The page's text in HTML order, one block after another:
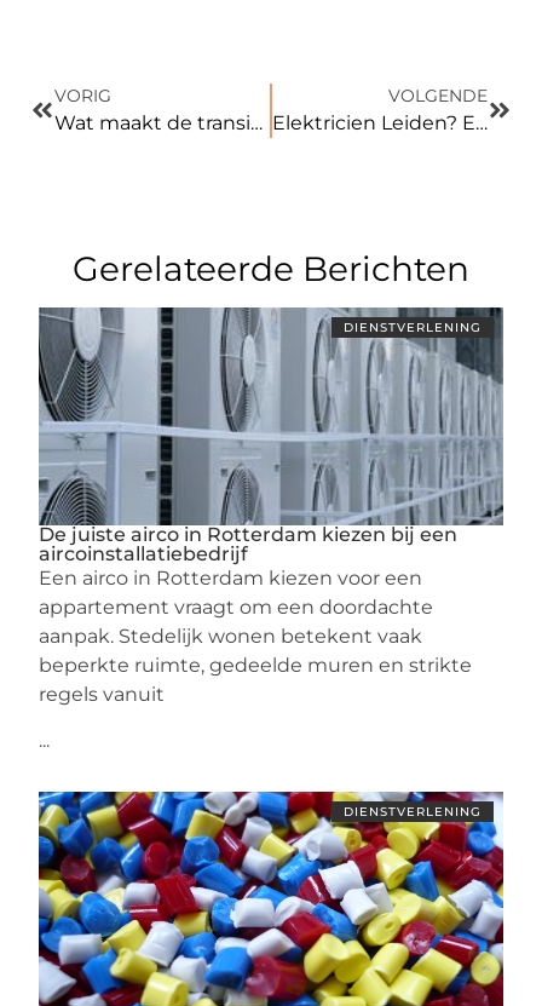
VORIG
Wat maakt de transitie naar duurzaam beton zo belangrijk?
VOLGENDE
Elektricien Leiden? Electricity24 voor snelle en betrouwbare hulp | Electricity24
Gerelateerde Berichten
DIENSTVERLENING
De juiste airco in Rotterdam kiezen bij een
aircoinstallatiebedrijf
Een airco in Rotterdam kiezen voor een
appartement vraagt om een doordachte
aanpak. Stedelijk wonen betekent vaak
beperkte ruimte, gedeelde muren en strikte
regels vanuit
...
DIENSTVERLENING